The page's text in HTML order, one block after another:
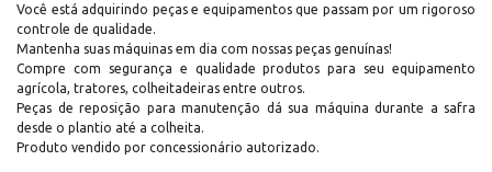
Você está adquirindo peças e equipamentos que passam por um rigoroso
controle de qualidade.
Mantenha suas máquinas em dia com nossas peças genuínas!
Compre com segurança e qualidade produtos para seu equipamento
agrícola, tratores, colheitadeiras entre outros.
Peças de reposição para manutenção dá sua máquina durante a safra
desde o plantio até a colheita.
Produto vendido por concessionário autorizado.